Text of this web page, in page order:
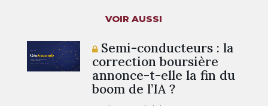
VOIR AUSSI
Semi-conducteurs : la
correction boursière
annonce-t-elle la fin du
boom de l’IA ?